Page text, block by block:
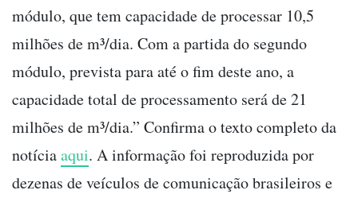
módulo, que tem capacidade de processar 10,5
milhões de m³/dia. Com a partida do segundo
módulo, prevista para até o fim deste ano, a
capacidade total de processamento será de 21
milhões de m³/dia.” Confirma o texto completo da
notíciaaqui. A informação foi reproduzida por
dezenas de veículos de comunicação brasileiros e